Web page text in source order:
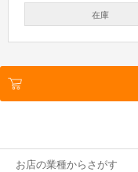
在庫
お店の業種からさがす